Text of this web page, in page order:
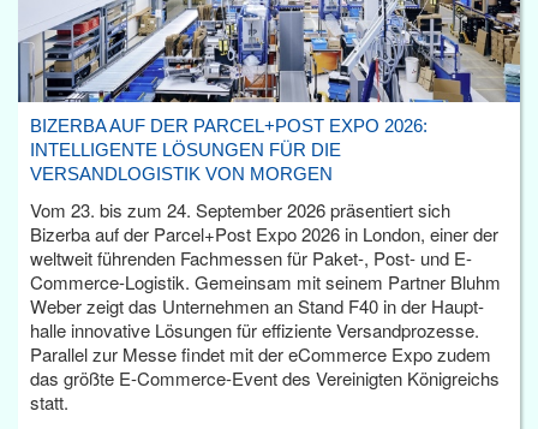
BIZERBA AUF DER PARCEL+POST EXPO 2026:
INTELLIGENTE LÖSUNGEN FÜR DIE
VERSANDLOGISTIK VON MORGEN
Vom 23. bis zum 24. September 2026 präsentiert sich
Bizerba auf der Parcel+Post Expo 2026 in London, einer der
weltweit führenden Fachmessen für Paket-, Post- und E-
Commerce-Logistik. Gemeinsam mit seinem Partner Bluhm
Weber zeigt das Unternehmen an Stand F40 in der Haupt­
halle innovative Lösungen für effiziente Versandprozesse.
Parallel zur Messe findet mit der eCommerce Expo zudem
das größte E-Commerce-Event des Vereinigten Königreichs
statt.